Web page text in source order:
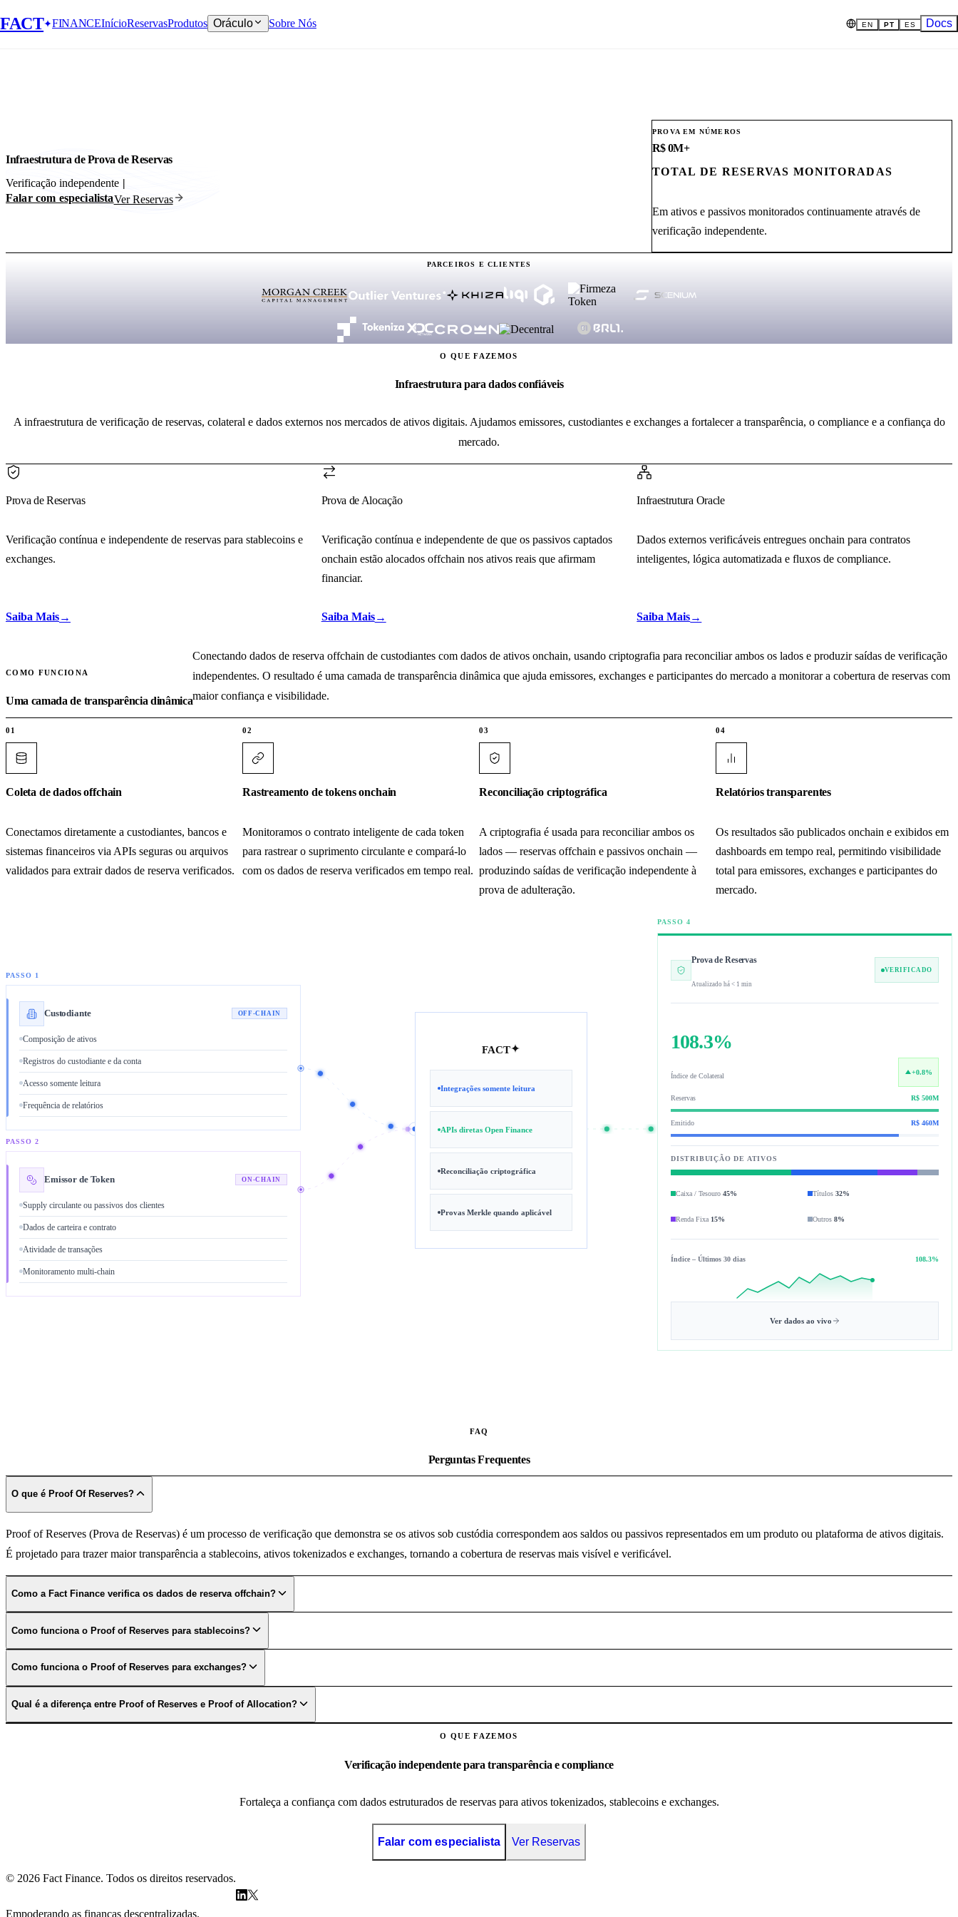
FACT FINANCEInícioReservasProdutos Oráculo Sobre Nós EN PT ES Docs
Infraestrutura de Prova de Reservas
Verificação independente |
Falar com especialistaVer Reservas
PROVA EM NÚMEROS
R$0M+
TOTAL DE RESERVAS MONITORADAS
Em ativos e passivos monitorados continuamente através de
verificação independente.
PARCEIROS E CLIENTES
O QUE FAZEMOS
Infraestrutura para dados confiáveis
A infraestrutura de verificação de reservas, colateral e dados externos nos mercados de ativos digitais. Ajudamos emissores, custodiantes e exchanges a fortalecer a transparência, o compliance e a confiança do
mercado.
Prova de Reservas
Verificação contínua e independente de reservas para stablecoins e
exchanges.
Saiba Mais→
Prova de Alocação
Verificação contínua e independente de que os passivos captados
onchain estão alocados offchain nos ativos reais que afirmam
financiar.
Saiba Mais→
Infraestrutura Oracle
Dados externos verificáveis entregues onchain para contratos
inteligentes, lógica automatizada e fluxos de compliance.
Saiba Mais→
COMO FUNCIONA
Uma camada de transparência dinâmica
Conectando dados de reserva offchain de custodiantes com dados de ativos onchain, usando criptografia para reconciliar ambos os lados e produzir saídas de verificação
independentes. O resultado é uma camada de transparência dinâmica que ajuda emissores, exchanges e participantes do mercado a monitorar a cobertura de reservas com
maior confiança e visibilidade.
01
Coleta de dados offchain
Conectamos diretamente a custodiantes, bancos e
sistemas financeiros via APIs seguras ou arquivos
validados para extrair dados de reserva verificados.
02
Rastreamento de tokens onchain
Monitoramos o contrato inteligente de cada token
para rastrear o suprimento circulante e compará-lo
com os dados de reserva verificados em tempo real.
03
Reconciliação criptográfica
A criptografia é usada para reconciliar ambos os
lados — reservas offchain e passivos onchain —
produzindo saídas de verificação independente à
prova de adulteração.
04
Relatórios transparentes
Os resultados são publicados onchain e exibidos em
dashboards em tempo real, permitindo visibilidade
total para emissores, exchanges e participantes do
mercado.
PASSO 1
Custodiante OFF-CHAIN
Composição de ativos
Registros do custodiante e da conta
Acesso somente leitura
Frequência de relatórios
PASSO 2
Emissor de Token ON-CHAIN
Supply circulante ou passivos dos clientes
Dados de carteira e contrato
Atividade de transações
Monitoramento multi-chain
FACT
Integrações somente leitura
APIs diretas Open Finance
Reconciliação criptográfica
Provas Merkle quando aplicável
PASSO 4
Prova de Reservas
Atualizado há < 1 min
VERIFICADO
108.3%
Índice de Colateral +0.8%
Reservas R$ 500M
Emitido R$ 460M
DISTRIBUIÇÃO DE ATIVOS
Caixa / Tesouro 45% Títulos 32%
Renda Fixa 15% Outros 8%
Índice – Últimos 30 dias 108.3%
Ver dados ao vivo
FAQ
Perguntas Frequentes
O que é Proof Of Reserves?
Proof of Reserves (Prova de Reservas) é um processo de verificação que demonstra se os ativos sob custódia correspondem aos saldos ou passivos representados em um produto ou plataforma de ativos digitais.
É projetado para trazer maior transparência a stablecoins, ativos tokenizados e exchanges, tornando a cobertura de reservas mais visível e verificável.
Como a Fact Finance verifica os dados de reserva offchain?
Como funciona o Proof of Reserves para stablecoins?
Como funciona o Proof of Reserves para exchanges?
Qual é a diferença entre Proof of Reserves e Proof of Allocation?
O QUE FAZEMOS
Verificação independente para transparência e compliance
Fortaleça a confiança com dados estruturados de reservas para ativos tokenizados, stablecoins e exchanges.
Falar com especialista Ver Reservas
© 2026 Fact Finance. Todos os direitos reservados.
Empoderando as finanças descentralizadas.